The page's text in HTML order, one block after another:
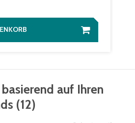
auf Ihren
(12)